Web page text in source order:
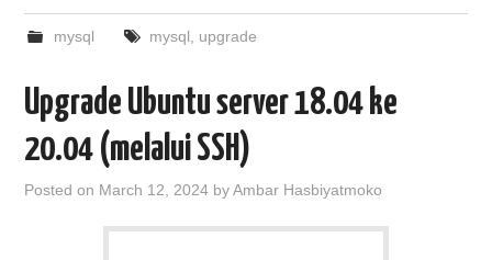
mysql mysql upgrade
Upgrade Ubuntu server 18.04 ke
20.04 (melalui SSH)
Posted on March 12, 2024 byAmbar Hasbiyatmoko